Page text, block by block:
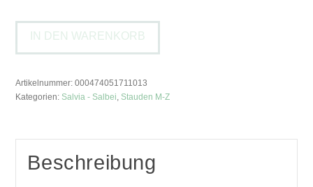
Chiara'Strauch-
Salbei
Menge
IN DEN WARENKORB
Artikelnummer:000474051711013
Kategorien: Salvia - Salbei Stauden M-Z
Beschreibung